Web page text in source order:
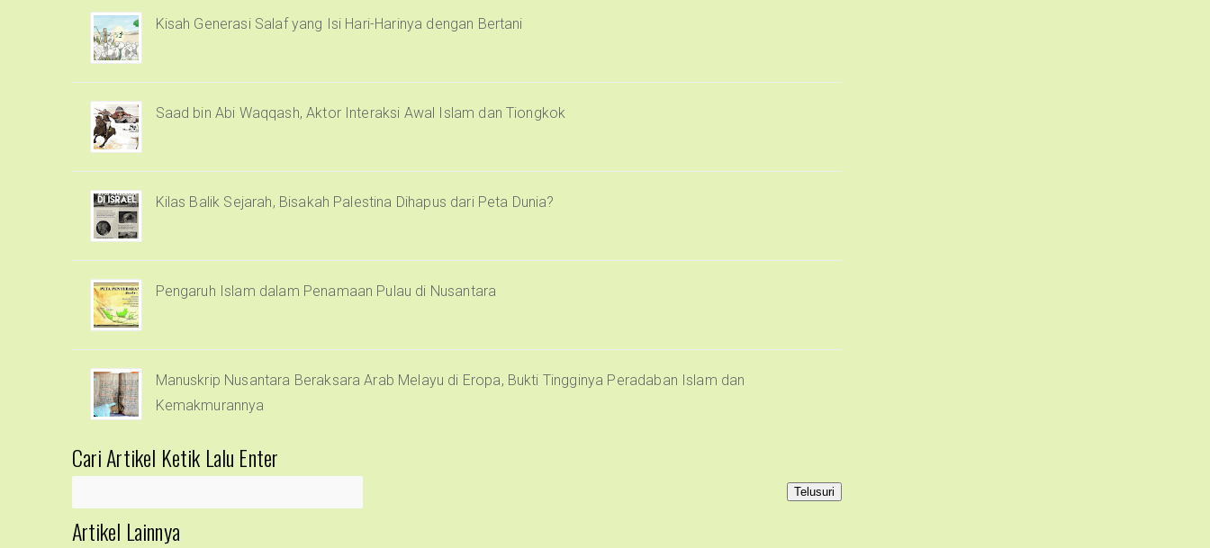
Kisah Generasi Salaf yang Isi Hari-Harinya dengan Bertani
Saad bin Abi Waqqash, Aktor Interaksi Awal Islam dan Tiongkok
Kilas Balik Sejarah, Bisakah Palestina Dihapus dari Peta Dunia?
Pengaruh Islam dalam Penamaan Pulau di Nusantara
Manuskrip Nusantara Beraksara Arab Melayu di Eropa, Bukti Tingginya Peradaban Islam dan
Kemakmurannya
Cari Artikel Ketik Lalu Enter
Artikel Lainnya